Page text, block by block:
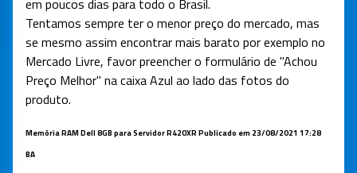
em poucos dias para todo o Brasil.
Tentamos sempre ter o menor preço do mercado, mas
se mesmo assim encontrar mais barato por exemplo no
Mercado Livre, favor preencher o formulário de "Achou
Preço Melhor" na caixa Azul ao lado das fotos do
produto.
Memória RAM Dell 8GB para Servidor R420XR Publicado em 23/08/2021 17:28
BA